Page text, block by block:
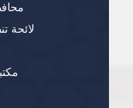
لائحة